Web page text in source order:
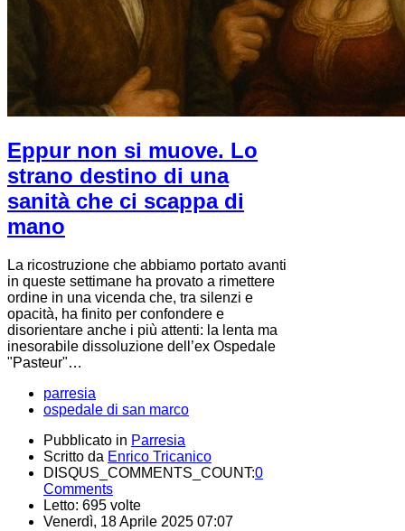
Eppur non si muove. Lo
strano destino di una
sanità che ci scappa di
mano
La ricostruzione che abbiamo portato avanti
in queste settimane ha provato a rimettere
ordine in una vicenda che, tra silenzi e
opacità, ha finito per confondere e
disorientare anche i più attenti: la lenta ma
inesorabile dissoluzione dell’ex Ospedale
"Pasteur"…
parresia
ospedale di san marco
Pubblicato in Parresia
Scritto da Enrico Tricanico
DISQUS_COMMENTS_COUNT:0
Comments
Letto: 695 volte
Venerdì, 18 Aprile 2025 07:07